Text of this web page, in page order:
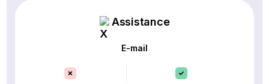
Assistance
E-mail